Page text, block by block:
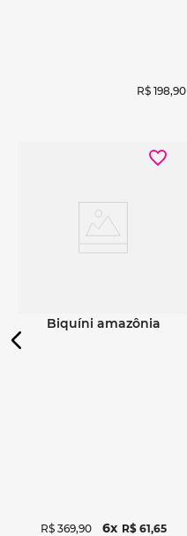
R$ 198,90
biquíni amazônia
R$ 369,90 6 R$ 61,65